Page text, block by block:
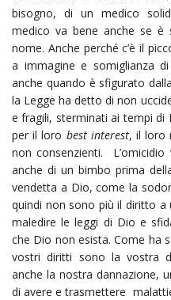
bisogno, di un medico
medico va bene anche se
nome. Anche perché c’è il
a immagine e somiglianza
anche quando è sfigurato
la Legge ha detto di non
e fragili, sterminati ai tempi di
per il loro best interest, il loro
non consenzienti.
anche di un bimbo prima
vendetta a Dio, come la
quindi non sono più il diritto
maledire le leggi di Dio e
che Dio non esista. Come ha
vostri diritti sono la vostra
anche la nostra dannazione,
di avere e trasmettere